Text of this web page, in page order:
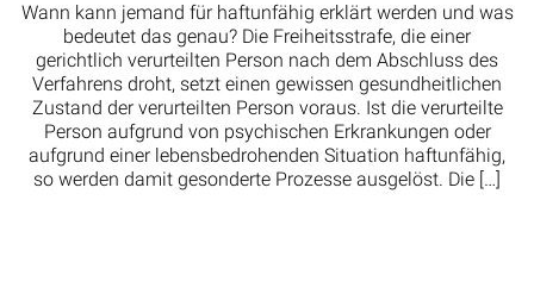
Wann kann jemand für haftunfähig erklärt werden und was
bedeutet das genau? Die Freiheitsstrafe, die einer
gerichtlich verurteilten Person nach dem Abschluss des
Verfahrens droht, setzt einen gewissen gesundheitlichen
Zustand der verurteilten Person voraus. Ist die verurteilte
Person aufgrund von psychischen Erkrankungen oder
aufgrund einer lebensbedrohenden Situation haftunfähig,
so werden damit gesonderte Prozesse ausgelöst. Die […]